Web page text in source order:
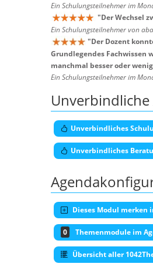
Ein Schulungsteilnehmer im
"Der Wechsel
Ein Schulungsteilnehmer von
"Der Dozent
Grundlegendes Fachwissen
manchmal besser oder
Ein Schulungsteilnehmer im
Unverbindliches
Unverbindliches
Dieses Modul merken
0 Themenmodule im
Übersicht aller